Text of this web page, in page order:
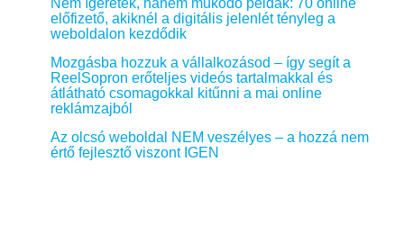
Nem ígéretek, hanem működő példák: 70 online
előfizető, akiknél a digitális jelenlét tényleg a
weboldalon kezdődik
Mozgásba hozzuk a vállalkozásod – így segít a
ReelSopron erőteljes videós tartalmakkal és
átlátható csomagokkal kitűnni a mai online
reklámzajból
Az olcsó weboldal NEM veszélyes – a hozzá nem
értő fejlesztő viszont IGEN